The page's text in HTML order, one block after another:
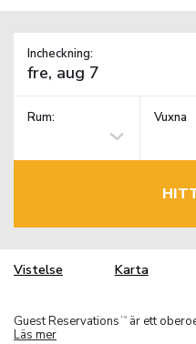
Incheckning:
Rum: Vuxna
Vistelse Karta
Guest Reservations TM
är ett
Läs mer